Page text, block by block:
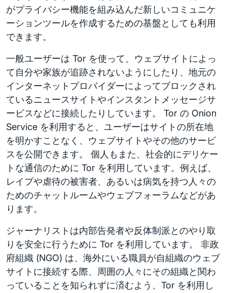
がプライバシー機能を組み込んだ新しいコミュニケ
ーションツールを作成するための基盤としても利用
できます。
一般ユーザーは Tor を使って、ウェブサイトによっ
て自分や家族が追跡されないようにしたり、地元の
インターネットプロバイダーによってブロックされ
ているニュースサイトやインスタントメッセージサ
ービスなどに接続したりしています。 Tor の Onion
Service を利用すると、ユーザーはサイトの所在地
を明かすことなく、ウェブサイトやその他のサービ
スを公開できます。 個人もまた、社会的にデリケー
トな通信のために Tor を利用しています。例えば、
レイプや虐待の被害者、あるいは病気を持つ人々の
ためのチャットルームやウェブフォーラムなどがあ
ります。
ジャーナリストは内部告発者や反体制派とのやり取
りを安全に行うために Tor を利用しています。 非政
府組織 (NGO) は、海外にいる職員が自組織のウェブ
サイトに接続する際、周囲の人々にその組織と関わ
っていることを知られずに済むよう、Tor を利用し